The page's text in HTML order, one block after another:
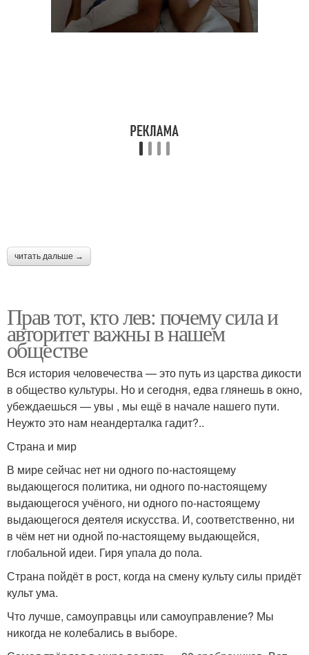
читать дальше →
Прав тот, кто лев: почему сила и
авторитет важны в нашем
обществе
Вся история человечества — это путь из царства дикости
в общество культуры. Но и сегодня, едва глянешь в окно,
убеждаешься — увы , мы ещё в начале нашего пути.
Неужто это нам неандерталка гадит?..
Страна и мир
В мире сейчас нет ни одного по-настоящему
выдающегося политика, ни одного по-настоящему
выдающегося учёного, ни одного по-настоящему
выдающегося деятеля искусства. И, соответственно, ни
в чём нет ни одной по-настоящему выдающейся,
глобальной идеи. Гиря упала до пола.
Страна пойдёт в рост, когда на смену культу силы придёт
культ ума.
Что лучше, самоуправцы или самоуправление? Мы
никогда не колебались в выборе.